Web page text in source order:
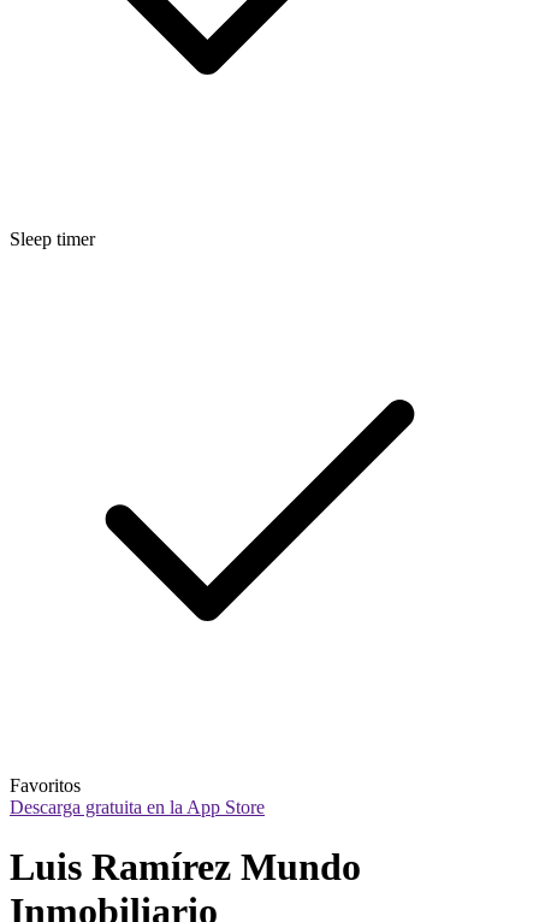
Sleep timer
Favoritos
Descarga gratuita en la App Store
Luis Ramírez Mundo
Inmobiliario